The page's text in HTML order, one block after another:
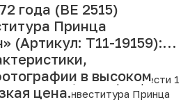
года (BE 2515)
Принца
(Артикул: T11-19159):
в высоком
цена.
предлагает приобрести 1
Таиланд «Инвеститура Принца